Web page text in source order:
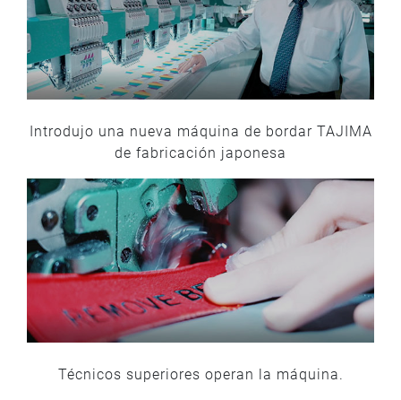
Introdujo una nueva máquina de bordar TAJIMA
de fabricación japonesa
Técnicos superiores operan la máquina.